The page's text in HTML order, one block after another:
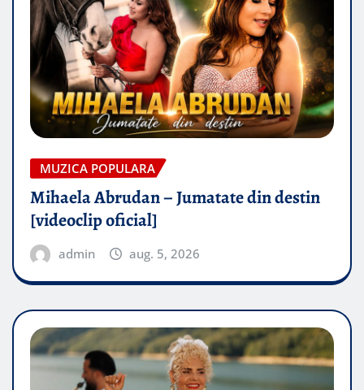
MUZICA POPULARA
Mihaela Abrudan – Jumatate din destin
[videoclip oficial]
admin aug. 5, 2026